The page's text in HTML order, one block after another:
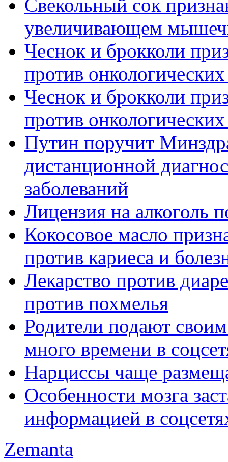
Свекольный сок
увеличивающем
Чеснок и брокколи
против
Чеснок и брокколи
против
Путин поручит
дистанционной
заболеваний
Лицензия на алкоголь
Кокосовое масло
против кариеса и
Лекарство против
против похмелья
Родители подают
много времени в
Нарциссы чаще
Особенности мозга
информацией в
Zemanta